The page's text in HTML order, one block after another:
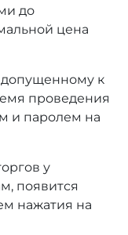
до
цена
допущенному к
проведения
и паролем на
у
появится
нажатия на